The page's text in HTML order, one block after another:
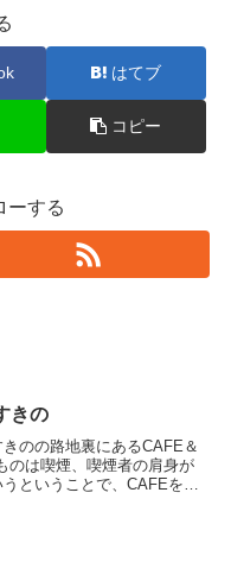
はてブ
コピー
ーする
きの
のの路地裏にあるCAFE＆
のは喫煙、喫煙者の肩身が
ということで、CAFEを名